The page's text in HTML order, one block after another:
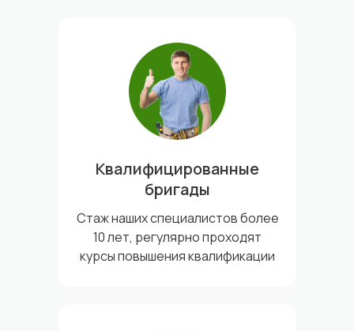
Квалифицированные
бригады
Стаж наших специалистов более
10 лет, регулярно проходят
курсы повышения квалификации